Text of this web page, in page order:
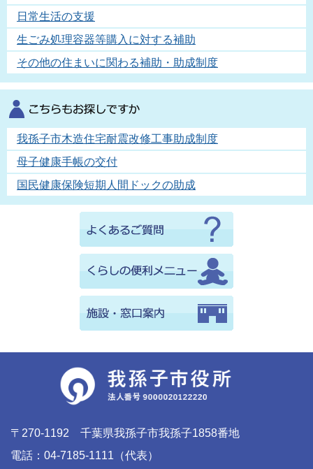
日常生活の支援
生ごみ処理容器等購入に対する補助
その他の住まいに関わる補助・助成制度
我孫子市木造住宅耐震改修工事助成制度
母子健康手帳の交付
国民健康保険短期人間ドックの助成
〒270-1192 千葉県我孫子市我孫子1858番地
電話：04-7185-1111（代表）